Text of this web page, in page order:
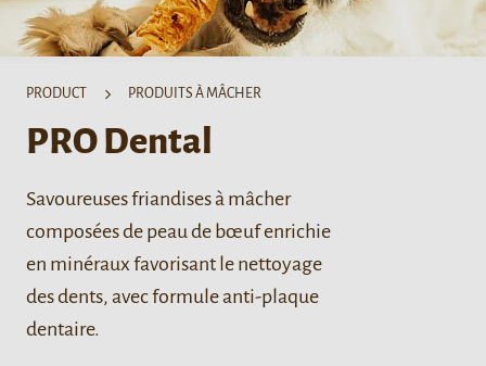
PRODUCT PRODUITS À MÂCHER
PRO Dental
Savoureuses friandises à mâcher
composées de peau de bœuf enrichie
en minéraux favorisant le nettoyage
des dents, avec formule anti-plaque
dentaire.